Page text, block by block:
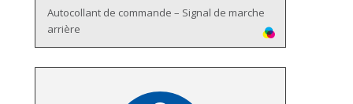
Autocollant de commande – Signal de marche
arrière